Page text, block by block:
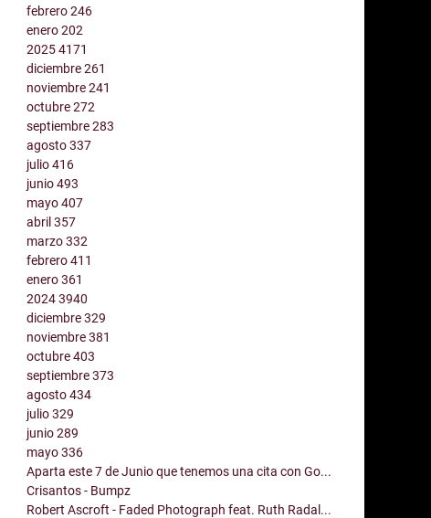
febrero246
enero202
20254171
diciembre261
noviembre241
octubre272
septiembre283
agosto337
julio416
junio493
mayo407
abril357
marzo332
febrero411
enero361
20243940
diciembre329
noviembre381
octubre403
septiembre373
agosto434
julio329
junio289
mayo336
Aparta este 7 de Junio que tenemos una cita con Go...
Crisantos - Bumpz
Robert Ascroft - Faded Photograph feat. Ruth Radal...